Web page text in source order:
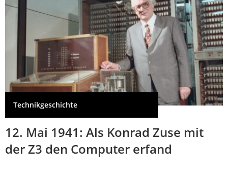
Technikgeschichte
12. Mai 1941: Als Konrad Zuse mit
der Z3 den Computer erfand